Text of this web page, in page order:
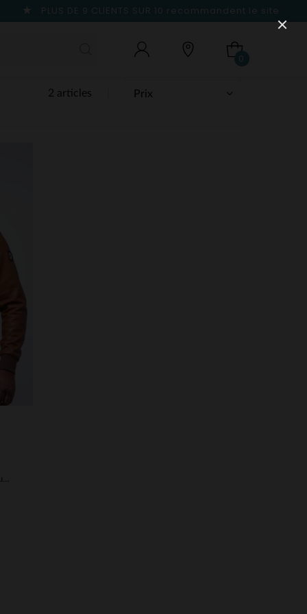
PLUS DE 9 CLIENTS SUR 10 recommandent le site
0
2 articles
Blouson aviateur en cuir de mouton camel, léger et intemporel.